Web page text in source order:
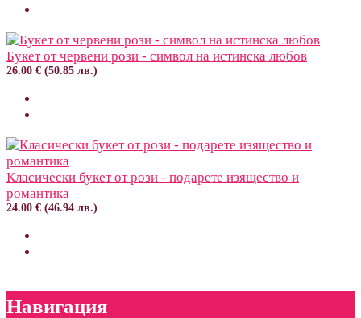
Букет от червени рози - символ на истинска любов
26.00 € (50.85 лв.)
Класически букет от рози - подарете изящество и
романтика
24.00 € (46.94 лв.)
Навигация